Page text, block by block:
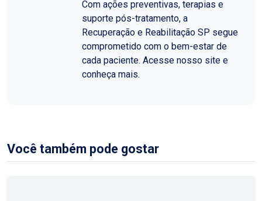
Com ações preventivas, terapias e
suporte pós-tratamento, a
Recuperação e Reabilitação SP segue
comprometido com o bem-estar de
cada paciente. Acesse nosso site e
conheça mais.
Você também pode gostar